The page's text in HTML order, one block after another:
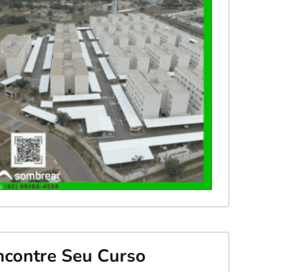
Seu Curso